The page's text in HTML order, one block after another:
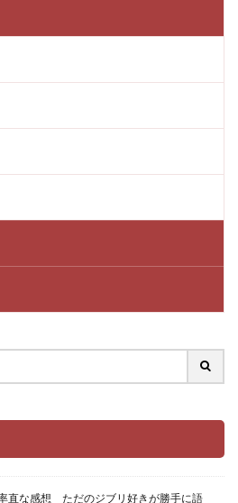
直な感想 ただのジブリ好きが勝手に語